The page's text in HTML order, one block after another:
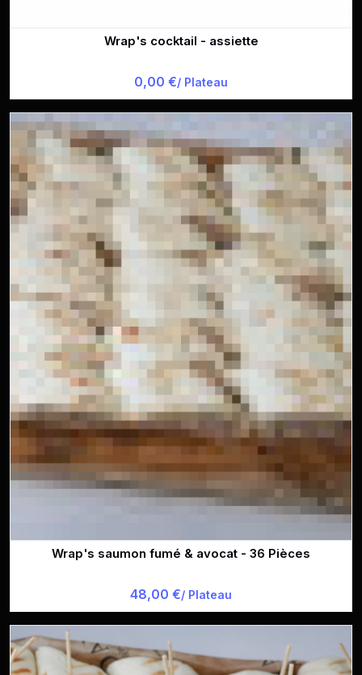
Wrap's cocktail - assiette
0,00 €/ Plateau
Wrap's saumon fumé & avocat - 36 Pièces
48,00 €/ Plateau